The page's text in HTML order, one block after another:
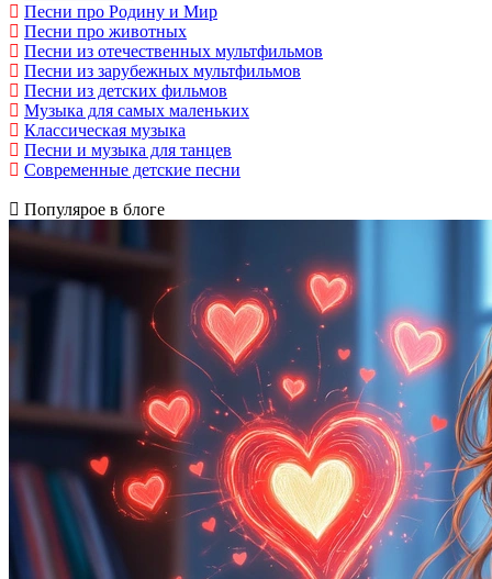
Песни про Родину и Мир
Песни про животных
Песни из отечественных мультфильмов
Песни из зарубежных мультфильмов
Песни из детских фильмов
Музыка для самых маленьких
Классическая музыка
Песни и музыка для танцев
Современные детские песни
Популярое в блоге